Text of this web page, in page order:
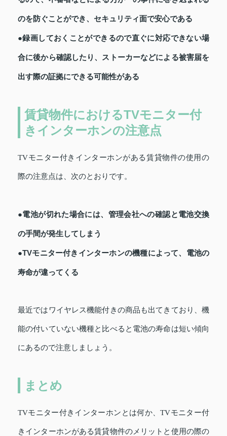
のを防ぐことができ、セキュリティ面で安心である
●録画しておくことができるので直ぐに対応できない場
合に後から確認したり、ストーカーなどによる被害届を
出す際の証拠にできる可能性がある
賃貸物件におけるTVモニター付
きインターホンの注意点
TVモニター付きインターホンがある賃貸物件の使用の
際の注意点は、次のとおりです。
●電池が切れた場合には、管理会社への確認と電池交換
の手間が発生してしまう
●TVモニター付きインターホンの機種によって、電池の
寿命が違ってくる
最近ではワイヤレス機能付きの商品も出てきており、機
能の付いていない機種と比べると電池の寿命は短い傾向
にあるので注意しましょう。
まとめ
TVモニター付きインターホンとは何か、TVモニター付
きインターホンがある賃貸物件のメリットと使用の際の